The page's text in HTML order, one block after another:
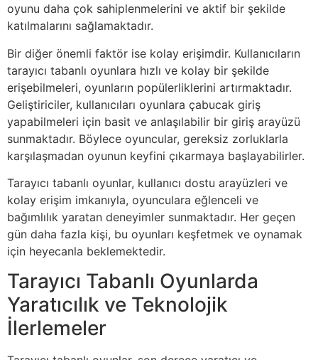
oyunu daha çok sahiplenmelerini ve aktif bir şekilde
katılmalarını sağlamaktadır.
Bir diğer önemli faktör ise kolay erişimdir. Kullanıcıların
tarayıcı tabanlı oyunlara hızlı ve kolay bir şekilde
erişebilmeleri, oyunların popülerliklerini artırmaktadır.
Geliştiriciler, kullanıcıları oyunlara çabucak giriş
yapabilmeleri için basit ve anlaşılabilir bir giriş arayüzü
sunmaktadır. Böylece oyuncular, gereksiz zorluklarla
karşılaşmadan oyunun keyfini çıkarmaya başlayabilirler.
Tarayıcı tabanlı oyunlar, kullanıcı dostu arayüzleri ve
kolay erişim imkanıyla, oyunculara eğlenceli ve
bağımlılık yaratan deneyimler sunmaktadır. Her geçen
gün daha fazla kişi, bu oyunları keşfetmek ve oynamak
için heyecanla beklemektedir.
Tarayıcı Tabanlı Oyunlarda
Yaratıcılık ve Teknolojik
İlerlemeler